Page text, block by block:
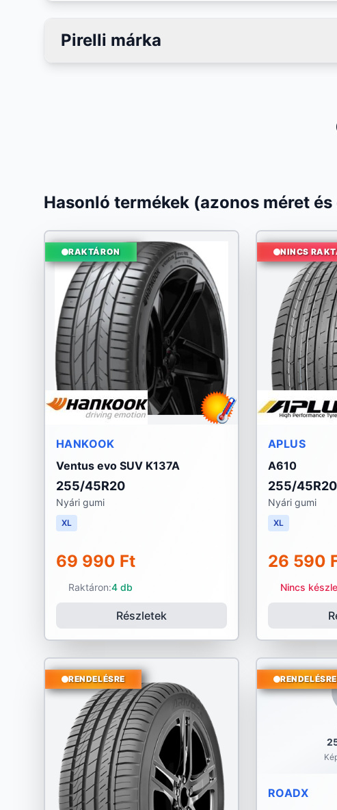
Pirelli márka
Hasonló termékek (azonos méret és
RAKTÁRON
HANKOOK
Ventus evo SUV K137A
255/45R20
Nyári gumi
XL
69 990 Ft
Raktáron:4 db
Részletek
NINCS
APLUS
A610
255/45R20
Nyári gumi
XL
26 590
Nincs
RENDELÉSRE RENDELÉSRE
ROADX